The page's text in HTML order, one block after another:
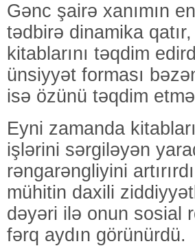
Gənc şairə xanımın
tədbirə dinamika
kitablarını təqdim
ünsiyyət forması
isə özünü təqdim
Eyni zamanda
işlərini sərgiləyən
rəngarəngliyini
mühitin daxili
dəyəri ilə onun sosial
fərq aydın görünürdü.